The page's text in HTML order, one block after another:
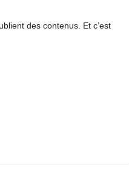
des contenus. Et c’est